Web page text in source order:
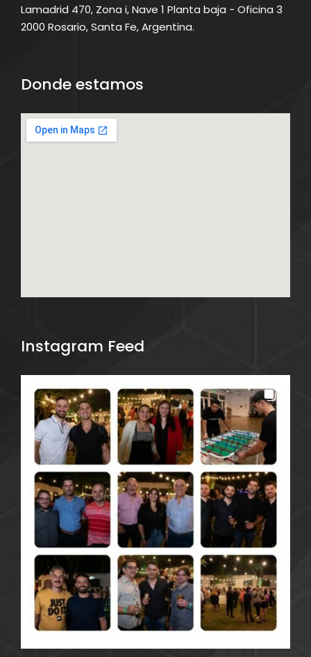
Lamadrid 470, Zona i, Nave 1 Planta baja - Oficina 3
2000 Rosario, Santa Fe, Argentina.
Donde estamos
Instagram Feed